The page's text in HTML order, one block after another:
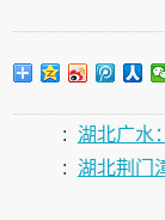
: 湖北广水
: 湖北荆门